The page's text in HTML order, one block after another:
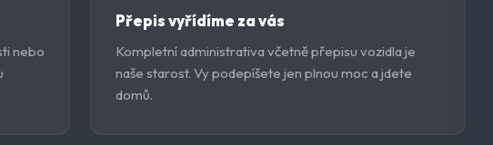
nebo
Přepis vyřídíme za vás
Kompletní administrativa včetně přepisu vozidla je
naše starost. Vy podepíšete jen plnou moc a jdete
domů.